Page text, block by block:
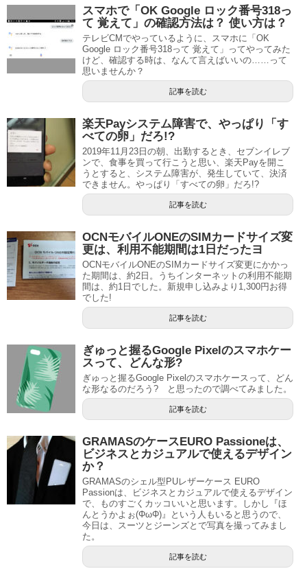
スマホで「OK Google ロック番号318っ
て 覚えて」の確認方法は？ 使い方は？
テレビCMでやっているように、スマホに「OK
Google ロック番号318って 覚えて」ってやってみた
けど、確認する時は、なんて言えばいいの……って
思いませんか？
記事を読む
楽天Payシステム障害で、やっぱり「す
べての卵」だろ!?
2019年11月23日の朝、出勤するとき、セブンイレブ
ンで、食事を買って行こうと思い、楽天Payを開こ
うとすると、システム障害が、発生していて、決済
できません。やっぱり「すべての卵」だろ!?
記事を読む
OCNモバイルONEのSIMカードサイズ変
更は、利用不能期間は1日だったヨ
OCNモバイルONEのSIMカードサイズ変更にかかっ
た期間は、約2日。うちインターネットの利用不能期
間は、約1日でした。新規申し込みより1,300円お得
でした!
記事を読む
ぎゅっと握るGoogle Pixelのスマホケー
スって、どんな形?
ぎゅっと握るGoogle Pixelのスマホケースって、どん
な形なるのだろう? と思ったので調べてみました。
記事を読む
GRAMASのケースEURO Passioneは、
ビジネスとカジュアルで使えるデザイン
か？
GRAMASのシェル型PUレザーケース EURO
Passionは、ビジネスとカジュアルで使えるデザイン
で、ものすごくカッコいいと思います。しかし『ほ
んとうかよぉ(ΦωΦ)』という人もいると思うので、
今日は、スーツとジーンズとで写真を撮ってみまし
た。
記事を読む